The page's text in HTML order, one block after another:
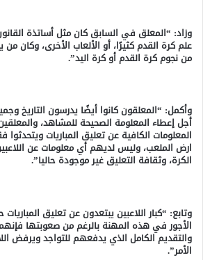
وزاد: “المعلق في السابق كان مثل أساتذة
علم كرة القدم كثيرًا، أو الألعاب الأخرى، وكان
من نجوم كرة القدم أو كرة اليد”.
وأكمل: “المعلقون كانوا أيضًا يدرسون التاريخ
أجل إعطاء المعلومة الصحيحة للمشاهد، والمعلقين
المعلومات الكافية عن تعليق المباريات
ارض الملعب، وليس لديهم أي معلومات عن
الكرة، وثقافة التعليق غير موجودة حاليا”.
وتابع: “كبار اللاعبين يبتعدون عن تعليق
الأجور في هذه المهنة بالرغم من صعوبتها
والتقديم الكامل الذي يدفعهم للتواجد ويرفض
الأمر”.